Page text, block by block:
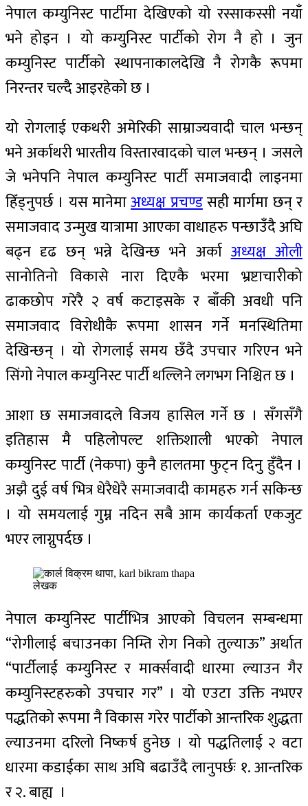
नेपाल कम्युनिस्ट पार्टीमा देखिएको यो रस्साकस्सी नयाँ
भने होइन । यो कम्युनिस्ट पार्टीको रोग नै हो । जुन
कम्युनिस्ट पार्टीको स्थापनाकालदेखि नै रोगकै रूपमा
निरन्तर चल्दै आइरहेको छ ।
यो रोगलाई एकथरी अमेरिकी साम्राज्यवादी चाल भन्छन्
भने अर्काथरी भारतीय विस्तारवादको चाल भन्छन् । जसले
जे भनेपनि नेपाल कम्युनिस्ट पार्टी समाजवादी लाइनमा
हिँड्नुपर्छ । यस मानेमाअध्यक्ष प्रचण्डसही मार्गमा छन् र
समाजवाद उन्मुख यात्रामा आएका वाधाहरु पन्छाउँदै अघि
बढ्न दृढ छन् भन्ने देखिन्छ भने अर्काअध्यक्ष ओली
सानोतिनो विकासे नारा दिएकै भरमा भ्रष्टाचारीको
ढाकछोप गरेरै २ वर्ष कटाइसके र बाँकी अवधी पनि
समाजवाद विरोधीकै रूपमा शासन गर्ने मनस्थितिमा
देखिन्छन् । यो रोगलाई समय छँदै उपचार गरिएन भने
सिंगो नेपाल कम्युनिस्ट पार्टी थल्लिने लगभग निश्चित छ ।
आशा छ समाजवादले विजय हासिल गर्ने छ । सँगसँगै
इतिहास मै पहिलोपल्ट शक्तिशाली भएको नेपाल
कम्युनिस्ट पार्टी (नेकपा) कुनै हालतमा फुट्न दिनु हुँदैन ।
अझै दुई वर्ष भित्र धेरैधेरै समाजवादी कामहरु गर्न सकिन्छ
। यो समयलाई गुम्न नदिन सबै आम कार्यकर्ता एकजुट
भएर लाग्नुपर्दछ ।
लेखक
नेपाल कम्युनिस्ट पार्टीभित्र आएको विचलन सम्बन्धमा
“रोगीलाई बचाउनका निम्ति रोग निको तुल्याऊ” अर्थात
“पार्टीलाई कम्युनिस्ट र मार्क्सवादी धारमा ल्याउन गैर
कम्युनिस्टहरुको उपचार गर” । यो एउटा उक्ति नभएर
पद्धतिको रूपमा नै विकास गरेर पार्टीको आन्तरिक शुद्धता
ल्याउनमा दरिलो निष्कर्ष हुनेछ । यो पद्धतिलाई २ वटा
धारमा कडाईका साथ अघि बढाउँदै लानुपर्छः १. आन्तरिक
र २. बाह्य ।